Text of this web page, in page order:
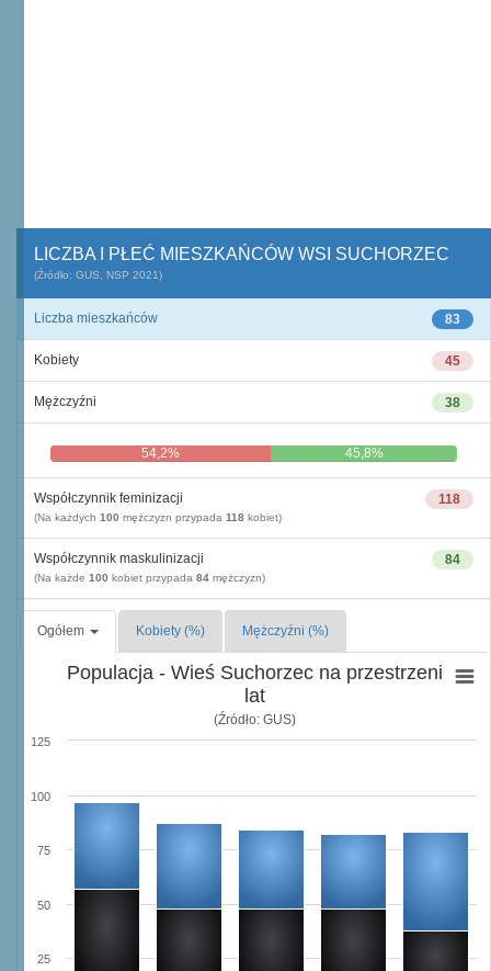
LICZBA I PŁEĆ MIESZKAŃCÓW WSI SUCHORZEC
(Źródło: GUS, NSP 2021)
83
Liczba mieszkańców
45
Kobiety
38
Mężczyźni
54,2% 45,8%
118
Współczynnik feminizacji
(Na każdych 100 mężczyzn przypada 118 kobiet)
84
Współczynnik maskulinizacji
(Na każde 100 kobiet przypada 84 mężczyzn)
Ogółem Kobiety (%) Mężczyźni (%)
Populacja - Wieś Suchorzec na przestrzeni
lat
(Źródło: GUS)
25
50
75
100
125